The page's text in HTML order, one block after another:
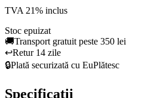
TVA 21% inclus
Stoc epuizat
🚚Transport gratuit peste 350 lei
↩️Retur 14 zile
🔒Plată securizată cu EuPlătesc
Specificații